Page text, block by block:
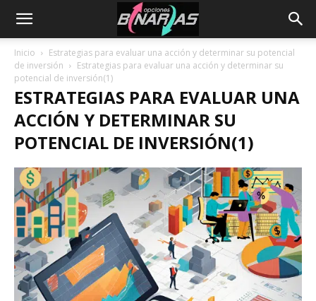
Inicio
Estrategias para evaluar una acción y determinar su potencial
de inversión
Estrategias para evaluar una acción y determinar su
potencial de inversión(1)
ESTRATEGIAS PARA EVALUAR UNA
ACCIÓN Y DETERMINAR SU
POTENCIAL DE INVERSIÓN(1)